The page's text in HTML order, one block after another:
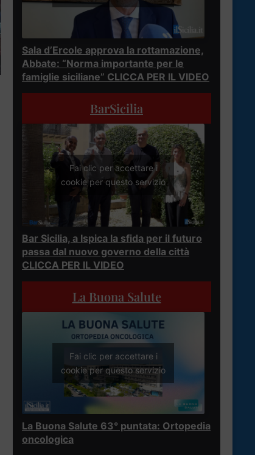
Sala d’Ercole approva la rottamazione,
Abbate: “Norma importante per le
famiglie siciliane” CLICCA PER IL VIDEO
BarSicilia
Fai clic per accettare i
cookie per questo servizio
Bar Sicilia, a Ispica la sfida per il futuro
passa dal nuovo governo della città
CLICCA PER IL VIDEO
La Buona Salute
Fai clic per accettare i
cookie per questo servizio
La Buona Salute 63° puntata: Ortopedia
oncologica